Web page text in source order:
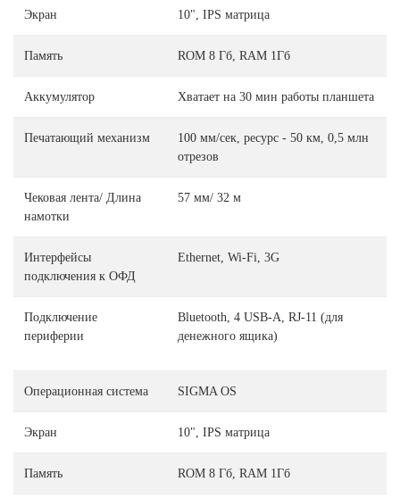
Экран 10", IPS матрица
Память ROM 8 Гб, RAM 1Гб
Аккумулятор Хватает на 30 мин работы планшета
Печатающий механизм
100 мм/сек, ресурс - 50 км, 0,5 млн
отрезов
Чековая лента/ Длина
намотки
57 мм/ 32 м
Интерфейсы
подключения к ОФД
Ethernet, Wi-Fi, 3G
Подключение
периферии
Bluetooth, 4 USB-A, RJ-11 (для
денежного ящика)
Операционная система SIGMA OS
Экран 10", IPS матрица
Память ROM 8 Гб, RAM 1Гб